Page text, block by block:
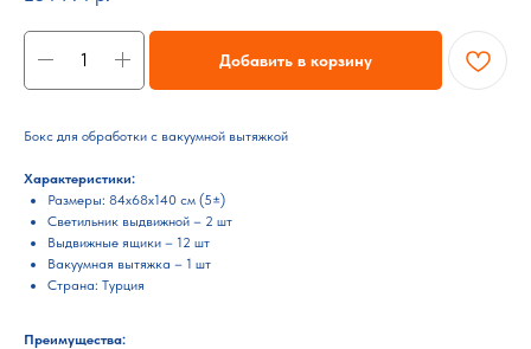
Добавить в корзину
Бокс для обработки с вакуумной вытяжкой
Характеристики:
Размеры: 84x68x140 см (5±)
Светильник выдвижной – 2 шт
Выдвижные ящики – 12 шт
Вакуумная вытяжка – 1 шт
Страна: Турция
Преимущества: